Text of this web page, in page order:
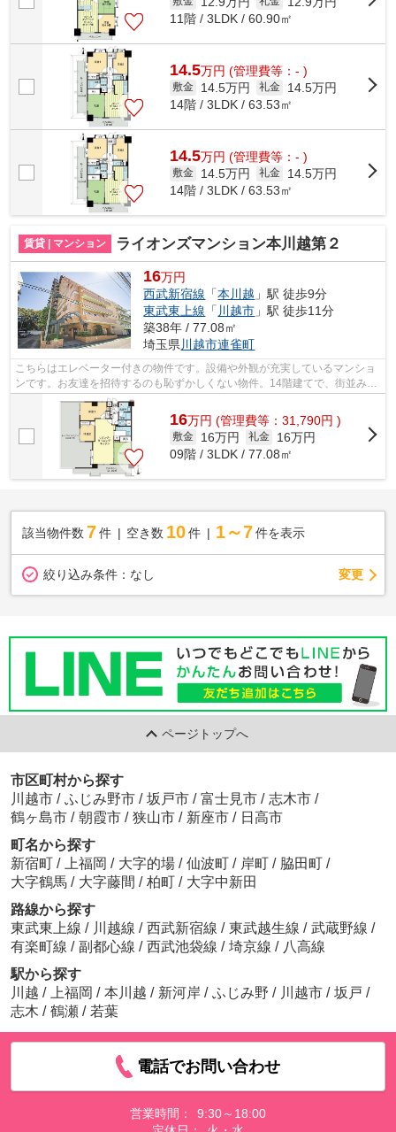
11階 / 3LDK / 60.90㎡
14.5万円 (管理費等：- )
敷金 14.5万円 礼金
14.5万円
14階 / 3LDK / 63.53㎡
14.5万円 (管理費等：- )
敷金 14.5万円 礼金
14.5万円
14階 / 3LDK / 63.53㎡
賃貸 | マンション ライオンズマンション本川越第２
16万円
西武新宿線 「本川越 」駅 徒歩9分
東武東上線 「 川越市 」駅 徒歩11分
築38年 / 77.08㎡
埼玉県 川越市連雀町
こちらはエレベーター付きの物件です。設備や外観が充実しているマンショ
ンです。お友達を招待するのも恥ずかしくない物件。14階建てで、街並みに
溶け込んだ落ち着いた建物。当社スタ...
16万円 (管理費等：31,790円 )
敷金 16万円 礼金
16万円
09階 / 3LDK / 77.08㎡
該当物件数 7件 空き数 10 件 1～7 件を表示
絞り込み条件： なし 変更
ページトップへ
市区町村から探す
川越市 / ふじみ野市 / 坂戸市 / 富士見市 / 志木市 /
鶴ヶ島市 / 朝霞市 / 狭山市 / 新座市 / 日高市
町名から探す
新宿町 / 上福岡 / 大字的場 / 仙波町 / 岸町 / 脇田町 /
大字鶴馬 / 大字藤間 / 柏町 / 大字中新田
路線から探す
東武東上線 / 川越線 / 西武新宿線 / 東武越生線 / 武蔵野線 /
有楽町線 / 副都心線 / 西武池袋線 / 埼京線 / 八高線
駅から探す
川越 / 上福岡 / 本川越 / 新河岸 / ふじみ野 / 川越市 / 坂戸 /
志木 / 鶴瀬 / 若葉
電話でお問い合わせ
営業時間：
9:30～18:00